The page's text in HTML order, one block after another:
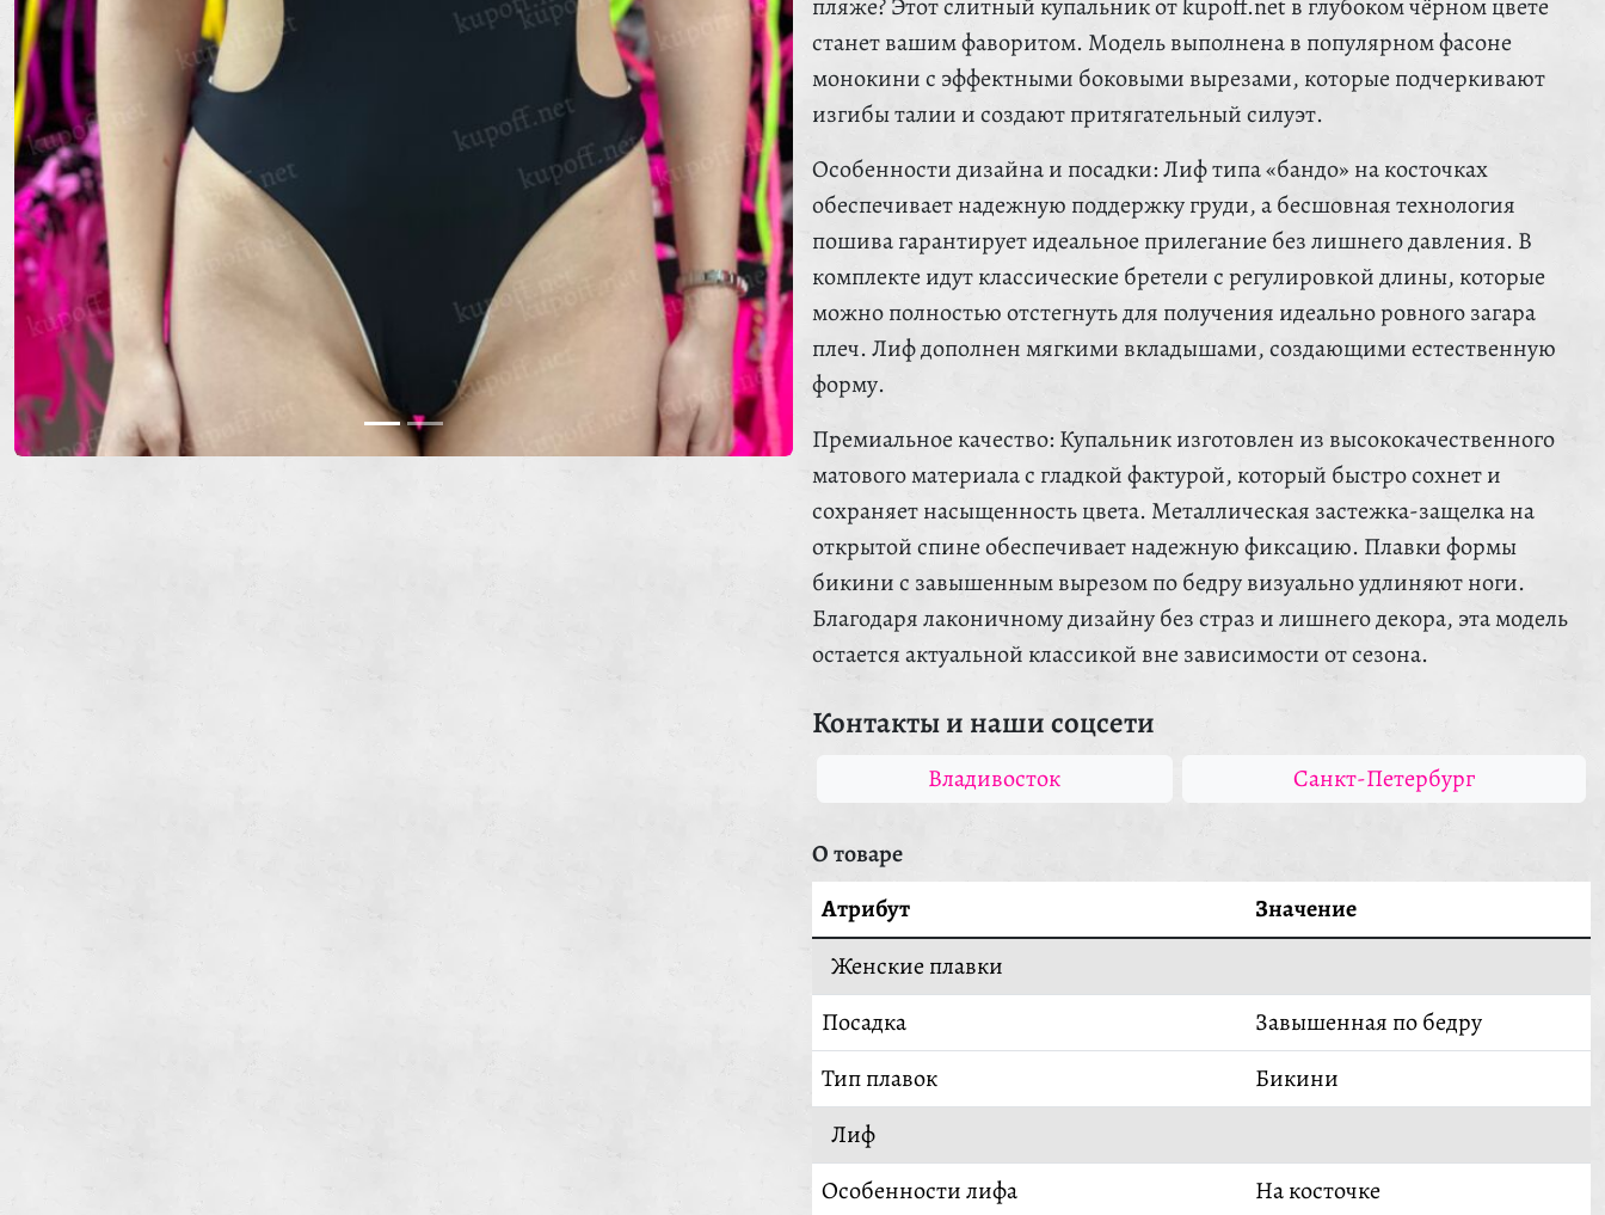
пляже? Этот слитный купальник от kupoff.net в глубоком чёрном цвете
станет вашим фаворитом. Модель выполнена в популярном фасоне
монокини с эффектными боковыми вырезами, которые подчеркивают
изгибы талии и создают притягательный силуэт.
Особенности дизайна и посадки: Лиф типа «бандо» на косточках
обеспечивает надежную поддержку груди, а бесшовная технология
пошива гарантирует идеальное прилегание без лишнего давления. В
комплекте идут классические бретели с регулировкой длины, которые
можно полностью отстегнуть для получения идеально ровного загара
плеч. Лиф дополнен мягкими вкладышами, создающими естественную
форму.
Премиальное качество: Купальник изготовлен из высококачественного
матового материала с гладкой фактурой, который быстро сохнет и
сохраняет насыщенность цвета. Металлическая застежка-защелка на
открытой спине обеспечивает надежную фиксацию. Плавки формы
бикини с завышенным вырезом по бедру визуально удлиняют ноги.
Благодаря лаконичному дизайну без страз и лишнего декора, эта модель
остается актуальной классикой вне зависимости от сезона.
Контакты и наши соцсети
Владивосток Санкт-Петербург
О товаре
Атрибут
Значение
Женские плавки
Посадка
Завышенная по бедру
Тип плавок
Бикини
Лиф
Особенности лифа
На косточке